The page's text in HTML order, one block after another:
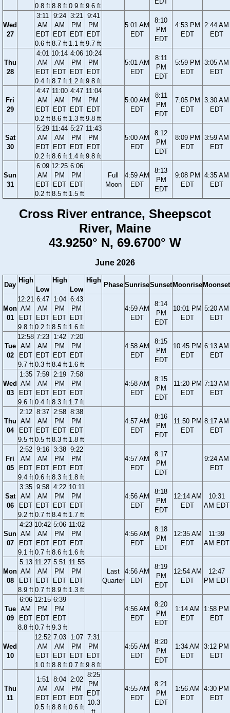
0.8 ft 8.8 ft 0.9 ft 9.6 ft
Wed
27
3:11
AM
EDT
0.6 ft
9:24
AM
EDT
8.7 ft
3:21
PM
EDT
1.1 ft
9:41
PM
EDT
9.7 ft
5:01 AM
EDT
8:10
PM
EDT
4:53 PM
EDT
2:44 AM
EDT
Thu
28
4:01
AM
EDT
0.4 ft
10:14
AM
EDT
8.7 ft
4:06
PM
EDT
1.2 ft
10:24
PM
EDT
9.8 ft
5:01 AM
EDT
8:11
PM
EDT
5:59 PM
EDT
3:05 AM
EDT
Fri
29
4:47
AM
EDT
0.2 ft
11:00
AM
EDT
8.6 ft
4:47
PM
EDT
1.3 ft
11:04
PM
EDT
9.8 ft
5:00 AM
EDT
8:11
PM
EDT
7:05 PM
EDT
3:30 AM
EDT
Sat
30
5:29
AM
EDT
0.2 ft
11:44
AM
EDT
8.6 ft
5:27
PM
EDT
1.4 ft
11:43
PM
EDT
9.8 ft
5:00 AM
EDT
8:12
PM
EDT
8:09 PM
EDT
3:59 AM
EDT
Sun
31
6:09
AM
EDT
0.2 ft
12:25
PM
EDT
8.5 ft
6:06
PM
EDT
1.5 ft
Full
Moon
4:59 AM
EDT
8:13
PM
EDT
9:08 PM
EDT
4:35 AM
EDT
Cross River entrance, Sheepscot
River, Maine
43.9250° N, 69.6700° W
June 2026
Day
High
Low
High
Low
High
Phase SunriseSunsetMoonriseMoonset
Mon
01
12:21
AM
EDT
9.8 ft
6:47
AM
EDT
0.2 ft
1:04
PM
EDT
8.5 ft
6:43
PM
EDT
1.6 ft
4:59 AM
EDT
8:14
PM
EDT
10:01 PM
EDT
5:20 AM
EDT
Tue
02
12:58
AM
EDT
9.7 ft
7:23
AM
EDT
0.3 ft
1:42
PM
EDT
8.4 ft
7:20
PM
EDT
1.6 ft
4:58 AM
EDT
8:15
PM
EDT
10:45 PM
EDT
6:13 AM
EDT
Wed
03
1:35
AM
EDT
9.6 ft
7:59
AM
EDT
0.4 ft
2:19
PM
EDT
8.3 ft
7:58
PM
EDT
1.7 ft
4:58 AM
EDT
8:15
PM
EDT
11:20 PM
EDT
7:13 AM
EDT
Thu
04
2:12
AM
EDT
9.5 ft
8:37
AM
EDT
0.5 ft
2:58
PM
EDT
8.3 ft
8:38
PM
EDT
1.8 ft
4:57 AM
EDT
8:16
PM
EDT
11:50 PM
EDT
8:17 AM
EDT
Fri
05
2:52
AM
EDT
9.4 ft
9:16
AM
EDT
0.6 ft
3:38
PM
EDT
8.3 ft
9:22
PM
EDT
1.8 ft
4:57 AM
EDT
8:17
PM
EDT
9:24 AM
EDT
Sat
06
3:35
AM
EDT
9.2 ft
9:58
AM
EDT
0.7 ft
4:22
PM
EDT
8.4 ft
10:11
PM
EDT
1.7 ft
4:56 AM
EDT
8:18
PM
EDT
12:14 AM
EDT
10:31
AM EDT
Sun
07
4:23
AM
EDT
9.1 ft
10:42
AM
EDT
0.7 ft
5:06
PM
EDT
8.6 ft
11:02
PM
EDT
1.6 ft
4:56 AM
EDT
8:18
PM
EDT
12:35 AM
EDT
11:39
AM EDT
Mon
08
5:13
AM
EDT
8.9 ft
11:27
AM
EDT
0.7 ft
5:51
PM
EDT
8.9 ft
11:55
PM
EDT
1.3 ft
Last
Quarter
4:56 AM
EDT
8:19
PM
EDT
12:54 AM
EDT
12:47
PM EDT
Tue
09
6:06
AM
EDT
8.8 ft
12:15
PM
EDT
0.7 ft
6:39
PM
EDT
9.3 ft
4:56 AM
EDT
8:20
PM
EDT
1:14 AM
EDT
1:58 PM
EDT
Wed
10
12:52
AM
EDT
1.0 ft
7:03
AM
EDT
8.8 ft
1:07
PM
EDT
0.7 ft
7:31
PM
EDT
9.8 ft
4:55 AM
EDT
8:20
PM
EDT
1:34 AM
EDT
3:12 PM
EDT
Thu
11
1:51
AM
EDT
0.5 ft
8:04
AM
EDT
8.8 ft
2:02
PM
EDT
0.6 ft
8:25
PM
EDT
10.3
4:55 AM
EDT
8:21
PM
EDT
1:56 AM
EDT
4:30 PM
EDT